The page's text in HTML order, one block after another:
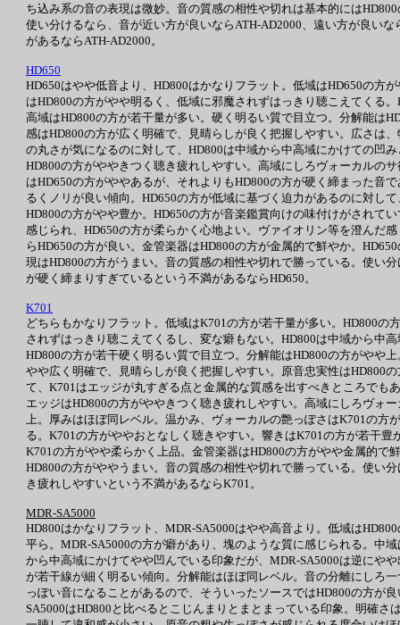
ち込み系の音の表現は微妙。音の質感の相性や切れは基本的には
使い分けるなら、音が近い方が良いならATH-AD2000、遠い方が良い
があるならATH-AD2000。
HD650
HD650はやや低音より、HD800はかなりフラット。低域はHD650の方
はHD800の方がやや明るく、低域に邪魔されずはっきり聴こえてくる
高域はHD800の方が若干量が多い。硬く明るい質で目立つ。分解能は
感はHD800の方が広く明確で、見晴らしが良く把握しやすい。広さは
の丸さが気になるのに対して、HD800は中域から中高域にかけての凹
HD800の方がややきつく聴き疲れしやすい。高域にしろヴォーカルの
はHD650の方がややあるが、それよりもHD800の方が硬く締まった音
るくノリが良い傾向。HD650の方が低域に基づく迫力があるのに対し
HD800の方がやや豊か。HD650の方が音楽鑑賞向けの味付けがされて
感じられ、HD650の方が柔らかく心地よい。ヴァイオリン等を澄んだ
らHD650の方が良い。金管楽器はHD800の方が金属的で鮮やか。
現はHD800の方がうまい。音の質感の相性や切れで勝っている。使い
が硬く締まりすぎているという不満があるならHD650。
K701
どちらもかなりフラット。低域はK701の方が若干量が多い。HD800
されずはっきり聴こえてくるし、変な癖もない。HD800は中域から中
HD800の方が若干硬く明るい質で目立つ。分解能はHD800の方がやや
やや広く明確で、見晴らしが良く把握しやすい。原音忠実性はHD800
て、K701はエッジが丸すぎる点と金属的な質感を出すべきところでも
エッジはHD800の方がややきつく聴き疲れしやすい。高域にしろヴォ
上。厚みはほぼ同レベル。温かみ、ヴォーカルの艶っぽさはK701の方
る。K701の方がややおとなしく聴きやすい。響きはK701の方が若干
K701の方がやや柔らかく上品。金管楽器はHD800の方がやや金属的
HD800の方がややうまい。音の質感の相性や切れで勝っている。使い
き疲れしやすいという不満があるならK701。
MDR-SA5000
HD800はかなりフラット、MDR-SA5000はやや高音より。低域は
平ら。MDR-SA5000の方が癖があり、塊のような質に感じられる。中
から中高域にかけてやや凹んでいる印象だが、MDR-SA5000は逆にや
が若干線が細く明るい傾向。分解能はほぼ同レベル。音の分離にしろ
っぽい音になることがあるので、そういったソースではHD800の方が
SA5000はHD800と比べるとこじんまりとまとまっている印象。明確